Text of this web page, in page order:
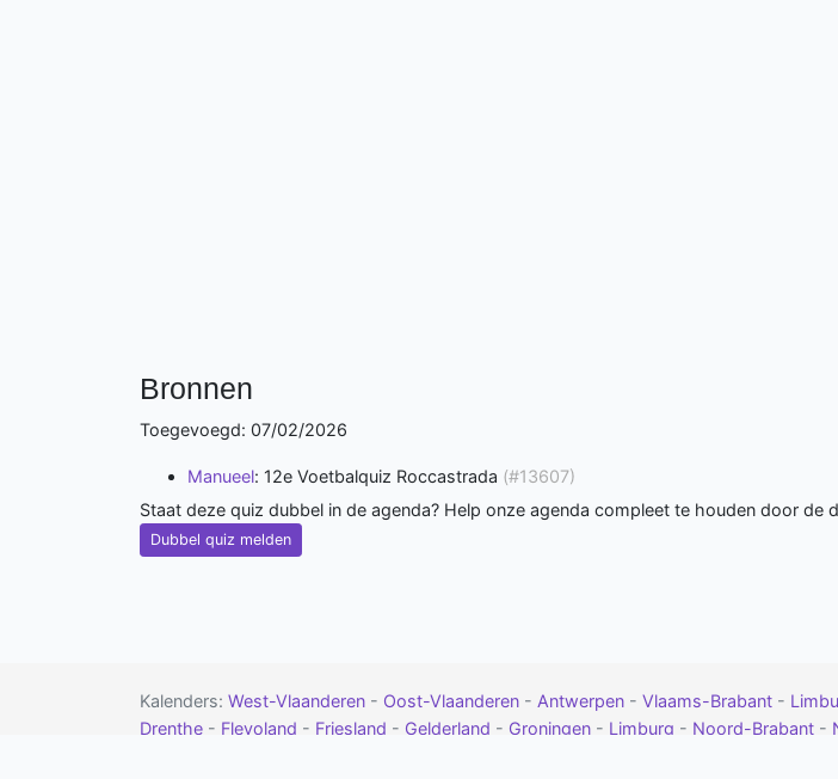
Bronnen
Toegevoegd: 07/02/2026
Manueel: 12e Voetbalquiz Roccastrada (#13607)
Staat deze quiz dubbel in de agenda? Help onze agenda compleet te houden door de
Dubbel quiz melden
Kalenders: West-Vlaanderen - Oost-Vlaanderen - Antwerpen - Vlaams-Brabant -
Drenthe - Flevoland - Friesland - Gelderland - Groningen - Limburg - Noord-Brabant -